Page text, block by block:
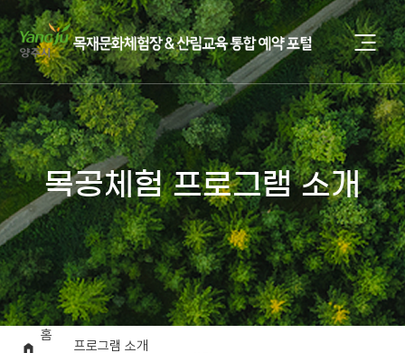
목공체험 프로그램 소개
홈
프로그램 소개